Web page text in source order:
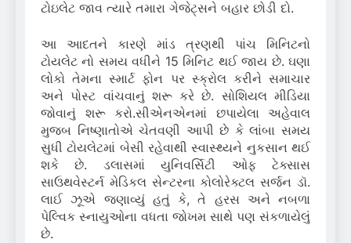
ટોઇલેટ જાવ ત્યારે તમારા ગેજેટ્સને બહાર છોડી દો.
આ આદતને કારણે માંડ ત્રણથી પાંચ મિનિટનો
ટોયલેટ નો સમય વધીને 15 મિનિટ થઈ જાય છે. ઘણા
લોકો તેમના સ્માર્ટ ફોન પર સ્ક્રોલ કરીને સમાચાર
અને પોસ્ટ વાંચવાનું શરૂ કરે છે. સોશિયલ મીડિયા
જોવાનું શરૂ કરો.સીએનએનમાં છપાયેલા અહેવાલ
મુજબ નિષ્ણાતોએ ચેતવણી આપી છે કે લાંબા સમય
સુધી ટોયલેટમાં બેસી રહેવાથી સ્વાસ્થ્યને નુકસાન થઈ
શકે છે. ડલાસમાં યુનિવર્સિટી ઓફ ટેક્સાસ
સાઉથવેસ્ટર્ન મેડિકલ સેન્ટરના કોલોરેક્ટલ સર્જન ડૉ.
લાઈ ઝૂએ જણાવ્યું હતું કે, તે હરસ અને નબળા
પેલ્વિક સ્નાયુઓના વધતા જોખમ સાથે પણ સંકળાયેલું
છે.